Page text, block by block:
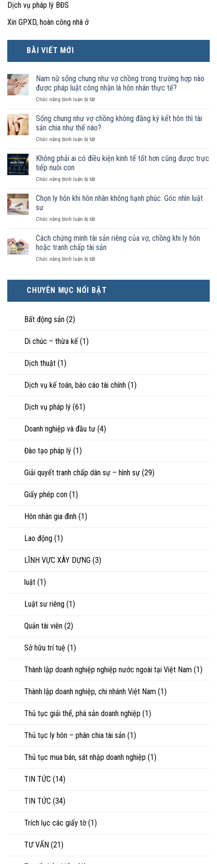
Dịch vụ pháp lý BĐS
Xin GPXD, hoàn công nhà ở
BÀI VIẾT MỚI
Nam nữ sống chung như vợ chồng trong trường hợp nào
được pháp luật công nhận là hôn nhân thực tế?
Chức năng bình luận bị tắtở
nữ
sống
chung
như
chồng
hợp
được
công
là
hôn
Sống chung như vợ chồng không đăng ký kết hôn thì tài
sản chia như thế nào?
Chức năng bình luận bị tắtở
chung
chồng
đăng
hôn
tài
sản
như
nào?
Không phải ai có điều kiện kinh tế tốt hơn cũng được trực
tiếp nuôi con
Chức năng bình luận bị tắtở
phải
điều
kinh
tế
hơn
trực
tiếp
nuôi
Chọn ly hôn khi hôn nhân không hạnh phúc: Góc nhìn luật
sư
Chức năng bình luận bị tắtở
ly
hôn
khi
hôn
hạnh
phúc:
Góc
Cách chứng minh tài sản riêng của vợ, chồng khi ly hôn
hoặc tranh chấp tài sản
Chức năng bình luận bị tắtở
tài
sản
chấp
CHUYÊN MỤC NỔI BẬT
Bất động sản (2)
Di chúc – thừa kế (1)
Dịch thuật (1)
Dịch vụ kế toán, báo cáo tài chính (1)
Dịch vụ pháp lý (61)
Doanh nghiệp và đầu tư (4)
Đào tạo pháp lý (1)
Giải quyết tranh chấp dân sự – hình sự (29)
Giấy phép con (1)
Hôn nhân gia đình (1)
Lao động (1)
LĨNH VỰC XÂY DỰNG (3)
luật (1)
Luật sư riêng (1)
Quản tài viên (2)
Sở hữu trí tuệ (1)
Thành lập doanh nghiệp nghiệp nước ngoài tại Việt Nam (1)
Thành lập doanh nghiệp, chi nhánh Việt Nam (1)
Thủ tục giải thể, phá sản doanh nghiệp (1)
Thủ tục ly hôn – phân chia tài sản (1)
Thủ tục mua bán, sát nhập doanh nghiệp (1)
TIN TỨC (14)
TIN TỨC (34)
Trích lục các giấy tờ (1)
TƯ VẤN (21)